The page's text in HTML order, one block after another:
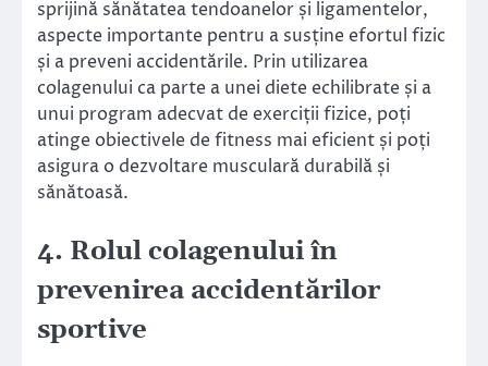
sprijină sănătatea tendoanelor și ligamentelor,
aspecte importante pentru a susține efortul fizic
și a preveni accidentările. Prin utilizarea
colagenului ca parte a unei diete echilibrate și a
unui program adecvat de exerciții fizice, poți
atinge obiectivele de fitness mai eficient și poți
asigura o dezvoltare musculară durabilă și
sănătoasă.
4. Rolul colagenului în
prevenirea accidentărilor
sportive